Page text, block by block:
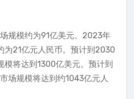
规模约为91亿美元。2023年
为21亿元人民币。预计到2030
模将达到1300亿美元。预计到
场规模将达到约1043亿元人